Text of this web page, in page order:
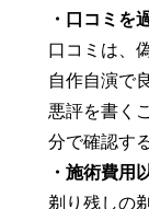
・口コミを
口コミは、
自作自演で
悪評を書く
分で確認す
・施術費用
剃り残しの